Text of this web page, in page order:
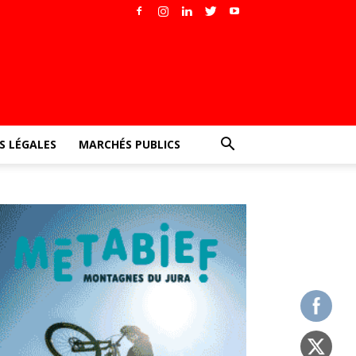
LÉGALES MARCHÉS PUBLICS